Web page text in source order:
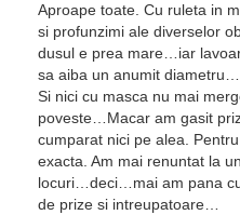
Aproape toate. Cu ruleta in
si profunzimi ale diverselor
dusul e prea mare…iar
sa aiba un anumit
Si nici cu masca nu mai
poveste…Macar am gasit
cumparat nici pe alea.
exacta. Am mai renuntat la
locuri…deci…mai am pana
de prize si intreupatoare…